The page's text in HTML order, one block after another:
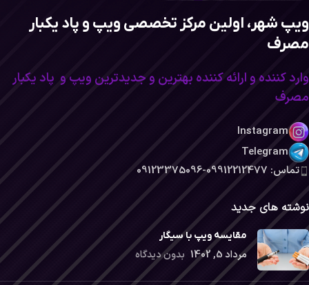
ویپ شهر، اولین مرکز تخصصی ویپ و پاد یکبار
مصرف
وارد کننده و ارائه کننده بهترین و جدیدترین ویپ و پاد یکبار
مصرف
Instagram
Telegram
تماس: 09912212477-09123375096
نوشته های جدید
مقایسه ویپ با سیگار
مرداد 5, 1402 بدون دیدگاه